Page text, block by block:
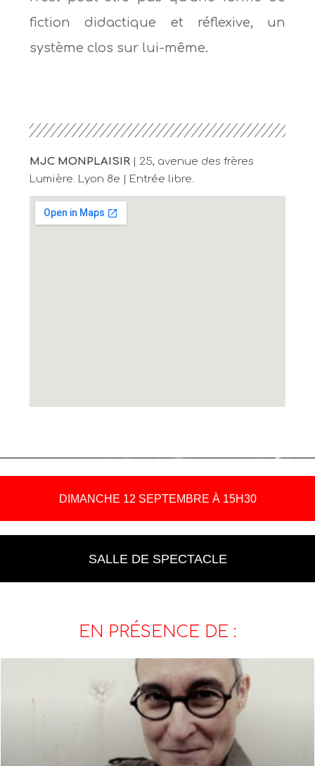
fiction didactique et réflexive, un
système clos sur lui-même.
MJC MONPLAISIR | 25, avenue des frères
Lumière. Lyon 8e | Entrée libre.
DIMANCHE 12 SEPTEMBRE À 15H30
SALLE DE SPECTACLE
EN PRÉSENCE DE :